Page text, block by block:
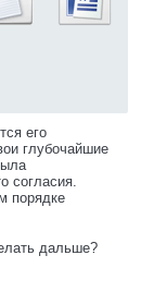
его
глубочайшие
согласия.
порядке
дальше?